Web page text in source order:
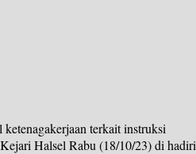
terkait instruksi
Halsel Rabu (18/10/23) di hadiri